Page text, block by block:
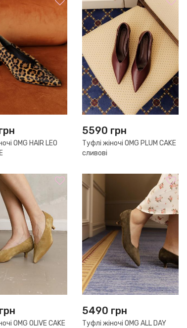
OMG HAIR LEO
5590 грн
Туфлі жіночі OMG PLUM CAKE
сливові
грн
OMG OLIVE CAKE
5490 грн
Туфлі жіночі OMG ALL DAY